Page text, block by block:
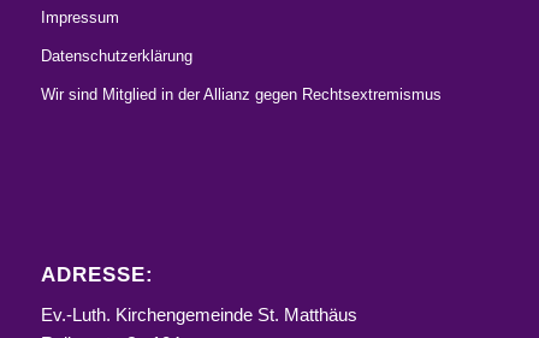
Impressum
Datenschutzerklärung
Wir sind Mitglied in der Allianz gegen Rechtsextremismus
ADRESSE:
Ev.-Luth. Kirchengemeinde St. Matthäus